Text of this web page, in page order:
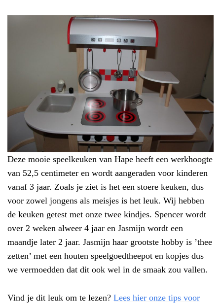
Deze mooie speelkeuken van Hape heeft een werkhoogte
van 52,5 centimeter en wordt aangeraden voor kinderen
vanaf 3 jaar. Zoals je ziet is het een stoere keuken, dus
voor zowel jongens als meisjes is het leuk. Wij hebben
de keuken getest met onze twee kindjes. Spencer wordt
over 2 weken alweer 4 jaar en Jasmijn wordt een
maandje later 2 jaar. Jasmijn haar grootste hobby is ’thee
zetten’ met een houten speelgoedtheepot en kopjes dus
we vermoedden dat dit ook wel in de smaak zou vallen.
Vind je dit leuk om te lezen? Lees hier onze tips voor